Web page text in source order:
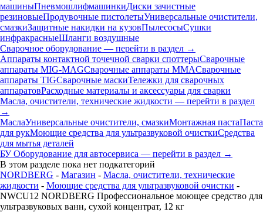
машиныПневмошлифмашинкиДиски зачистные
резиновыеПродувочные пистолетыУниверсальные очистители,
смазкиЗащитные накидки на кузовПылесосыСушки
инфракрасныеШланги воздушные
Сварочное оборудование — перейти в раздел →
Аппараты контактной точечной сварки cпоттерыСварочные
аппараты MIG-MAGСварочные аппараты MMAСварочные
аппараты TIGСварочные маскиТележки для сварочных
аппаратовРасходные материалы и аксессуары для сварки
Масла, очистители, технические жидкости — перейти в раздел
→
МаслаУниверсальные очистители, смазкиМонтажная пастаПаста
для рукМоющие средства для ультразвуковой очисткиСредства
для мытья деталей
БУ Оборудование для автосервиса — перейти в раздел →
В этом разделе пока нет подкатегорий
NORDBERG - Магазин - Масла, очистители, технические
жидкости - Моющие средства для ультразвуковой очистки -
NWCU12 NORDBERG Профессиональное моющее средство для
ультразвуковых ванн, сухой концентрат, 12 кг